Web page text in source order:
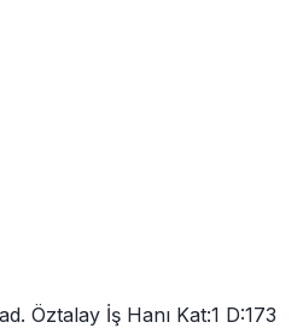
Öztalay İş Hanı Kat:1 D:173